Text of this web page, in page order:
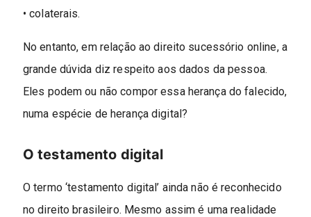
• colaterais.
No entanto, em relação ao direito sucessório online, a
grande dúvida diz respeito aos dados da pessoa.
Eles podem ou não compor essa herança do falecido,
numa espécie de herança digital?
O testamento digital
O termo ‘testamento digital’ ainda não é reconhecido
no direito brasileiro. Mesmo assim é uma realidade